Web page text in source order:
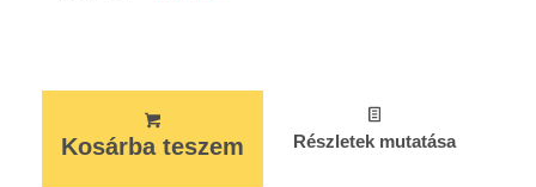
Kosárba teszem Részletek mutatása